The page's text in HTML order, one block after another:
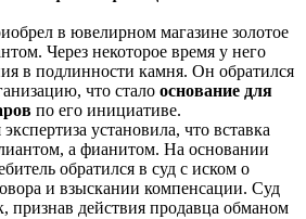
в ювелирном магазине золотое
Через некоторое время у него
в подлинности камня. Он обратился
что стало основание для
по его инициативе.
установила, что вставка
а фианитом. На основании
обратился в суд с иском о
и взыскании компенсации. Суд
признав действия продавца обманом